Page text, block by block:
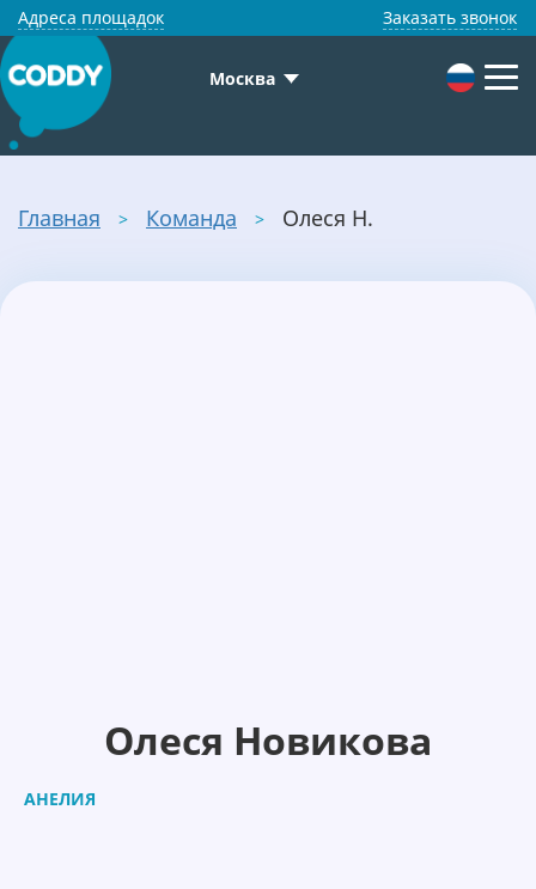
Адреса площадок Заказать звонок
Москва
Главная Команда Олеся Н.
Олеся Новикова
АНЕЛИЯ